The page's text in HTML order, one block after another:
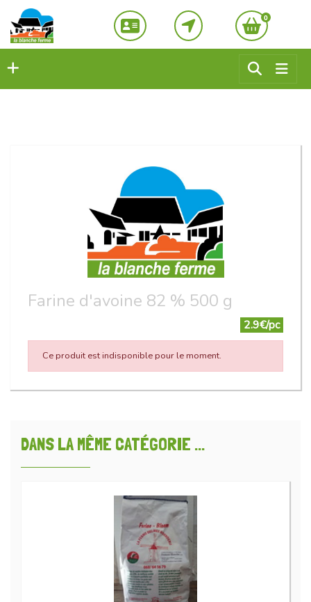
0
Farine d'avoine 82 % 500 g
2.9€/pc
Ce produit est indisponible pour le moment.
DANS LA MÊME CATÉGORIE ...